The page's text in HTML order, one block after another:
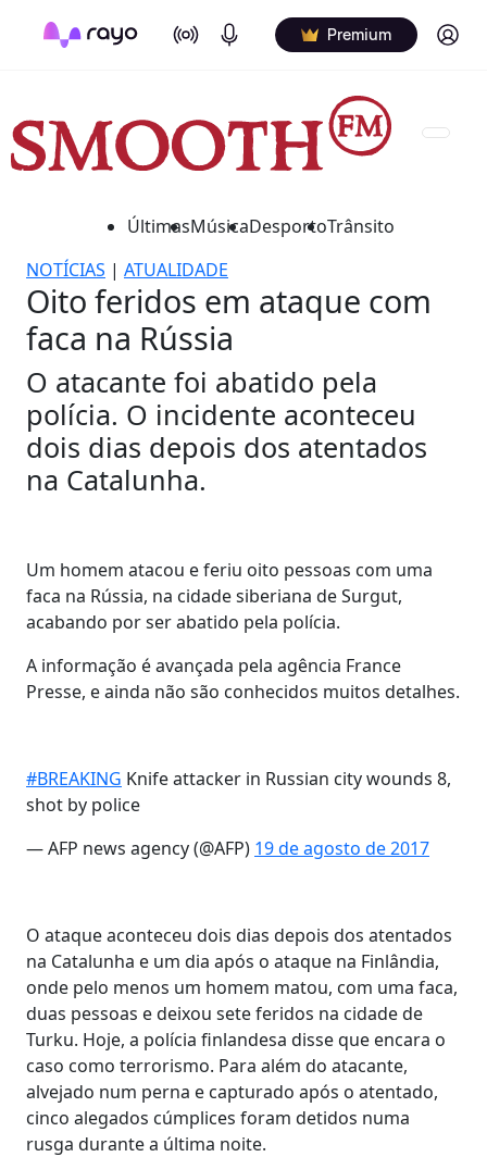
On Air Podcasts Premium Log in
ÚltimasMúsicaDesportoTrânsito
NOTÍCIAS | ATUALIDADE
Oito feridos em ataque com
faca na Rússia
O atacante foi abatido pela
polícia. O incidente aconteceu
dois dias depois dos atentados
na Catalunha.
Um homem atacou e feriu oito pessoas com uma
faca na Rússia, na cidade siberiana de Surgut,
acabando por ser abatido pela polícia.
A informação é avançada pela agência France
Presse, e ainda não são conhecidos muitos detalhes.
#BREAKING Knife attacker in Russian city wounds 8,
shot by police
— AFP news agency (@AFP) 19 de agosto de 2017
O ataque aconteceu dois dias depois dos atentados
na Catalunha e um dia após o ataque na Finlândia,
onde pelo menos um homem matou, com uma faca,
duas pessoas e deixou sete feridos na cidade de
Turku. Hoje, a polícia finlandesa disse que encara o
caso como terrorismo. Para além do atacante,
alvejado num perna e capturado após o atentado,
cinco alegados cúmplices foram detidos numa
rusga durante a última noite.